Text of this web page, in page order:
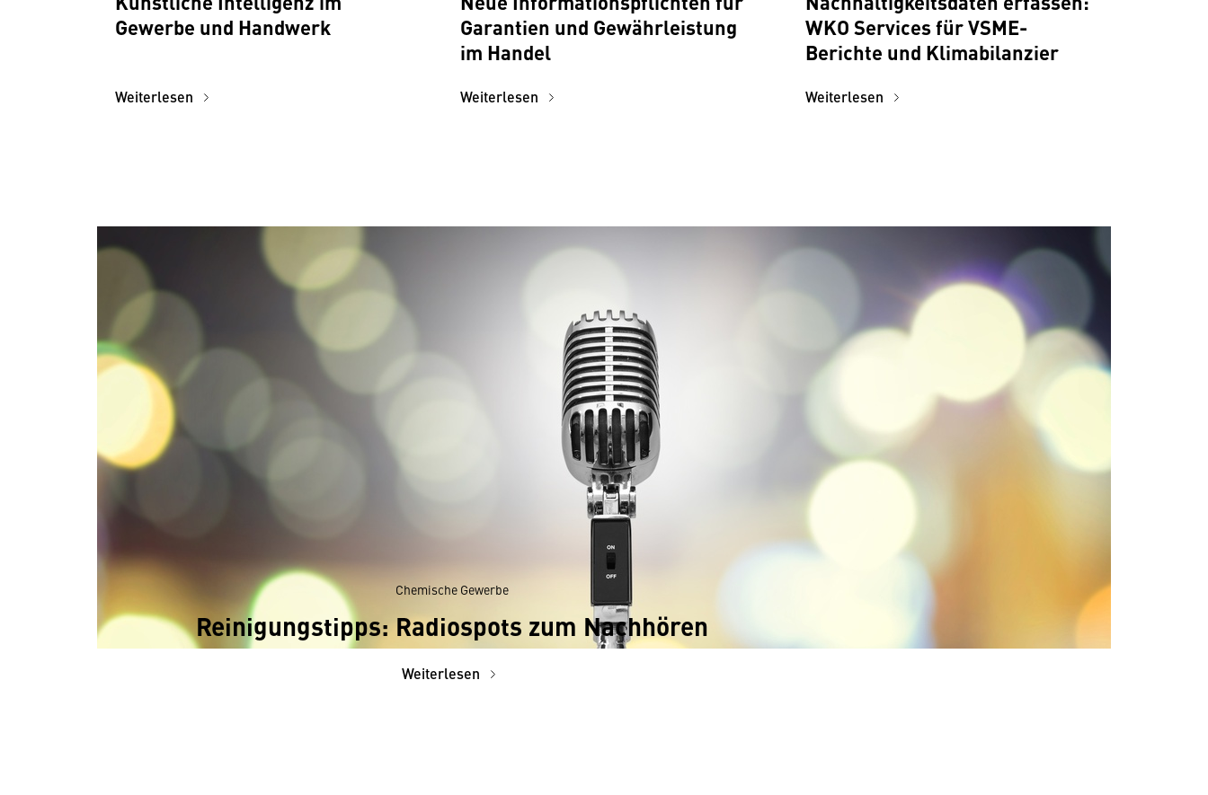
Gewerbe und Handwerk
Weiterlesen
Garantien und Gewährleistung
im Handel
Weiterlesen
WKO Services für VSME-
Berichte und Klimabilanzier
Weiterlesen
Chemische Gewerbe
Reinigungstipps: Radiospots zum Nachhören
Weiterlesen